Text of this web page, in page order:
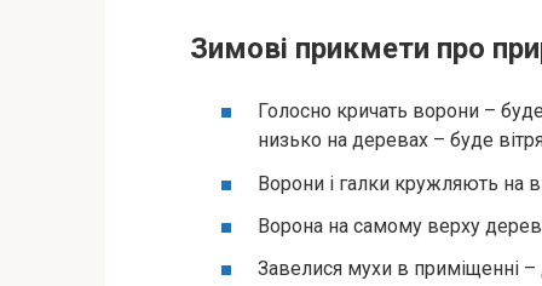
Зимові прикмети про
Голосно кричать ворони –
низько на деревах – буде
Ворони і галки кружляють на
Ворона на самому верху
Завелися мухи в приміщенні